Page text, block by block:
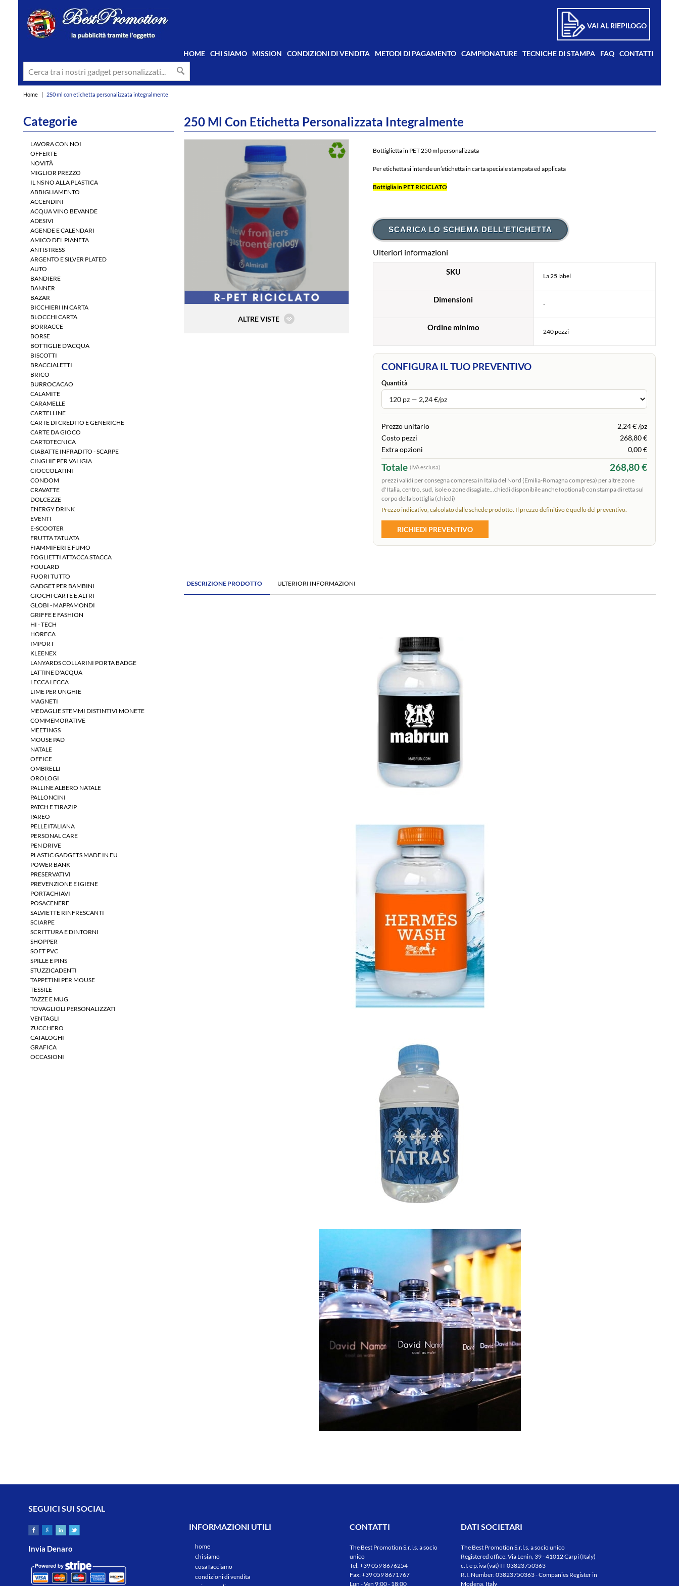
VAI AL RIEPILOGO
HOME CHI SIAMO MISSION CONDIZIONI DI VENDITA METODI DI PAGAMENTO CAMPIONATURE TECNICHE DI STAMPA FAQ CONTATTI
Home | 250 ml con etichetta personalizzata integralmente
250 Ml Con Etichetta Personalizzata Integralmente
ALTRE VISTE
Bottiglietta in PET 250 ml personalizzata
Per etichetta si intende un’etichetta in carta speciale stampata ed applicata
Bottiglia in PET RICICLATO
SCARICA LO SCHEMA DELL'ETICHETTA
Ulteriori informazioni
SKU La 25 label
Dimensioni -
Ordine minimo 240 pezzi
CONFIGURA IL TUO PREVENTIVO
Quantità
Prezzo unitario
2,24 € /pz
Costo pezzi
268,80 €
Extra opzioni
0,00 €
Totale (IVA esclusa) 268,80 €
prezzi validi per consegna compresa in Italia del Nord (Emilia-Romagna compresa) per altre zone
d'Italia, centro, sud, isole o zone disagiate...chiedi disponibile anche (optional) con stampa diretta sul
corpo della bottiglia (chiedi)
Prezzo indicativo, calcolato dalle schede prodotto. Il prezzo definitivo è quello del preventivo.
RICHIEDI PREVENTIVO
DESCRIZIONE PRODOTTO ULTERIORI INFORMAZIONI
Categorie
LAVORA CON NOI
OFFERTE
NOVITÀ
MIGLIOR PREZZO
IL NS NO ALLA PLASTICA
ABBIGLIAMENTO
ACCENDINI
ACQUA VINO BEVANDE
ADESIVI
AGENDE E CALENDARI
AMICO DEL PIANETA
ANTISTRESS
ARGENTO E SILVER PLATED
AUTO
BANDIERE
BANNER
BAZAR
BICCHIERI IN CARTA
BLOCCHI CARTA
BORRACCE
BORSE
BOTTIGLIE D'ACQUA
BISCOTTI
BRACCIALETTI
BRICO
BURROCACAO
CALAMITE
CARAMELLE
CARTELLINE
CARTE DI CREDITO E GENERICHE
CARTE DA GIOCO
CARTOTECNICA
CIABATTE INFRADITO - SCARPE
CINGHIE PER VALIGIA
CIOCCOLATINI
CONDOM
CRAVATTE
DOLCEZZE
ENERGY DRINK
EVENTI
E-SCOOTER
FRUTTA TATUATA
FIAMMIFERI E FUMO
FOGLIETTI ATTACCA STACCA
FOULARD
FUORI TUTTO
GADGET PER BAMBINI
GIOCHI CARTE E ALTRI
GLOBI - MAPPAMONDI
GRIFFE E FASHION
HI - TECH
HORECA
IMPORT
KLEENEX
LANYARDS COLLARINI PORTA BADGE
LATTINE D'ACQUA
LECCA LECCA
LIME PER UNGHIE
MAGNETI
MEDAGLIE STEMMI DISTINTIVI MONETE
COMMEMORATIVE
MEETINGS
MOUSE PAD
NATALE
OFFICE
OMBRELLI
OROLOGI
PALLINE ALBERO NATALE
PALLONCINI
PATCH E TIRAZIP
PAREO
PELLE ITALIANA
PERSONAL CARE
PEN DRIVE
PLASTIC GADGETS MADE IN EU
POWER BANK
PRESERVATIVI
PREVENZIONE E IGIENE
PORTACHIAVI
POSACENERE
SALVIETTE RINFRESCANTI
SCIARPE
SCRITTURA E DINTORNI
SHOPPER
SOFT PVC
SPILLE E PINS
STUZZICADENTI
TAPPETINI PER MOUSE
TESSILE
TAZZE E MUG
TOVAGLIOLI PERSONALIZZATI
VENTAGLI
ZUCCHERO
CATALOGHI
GRAFICA
OCCASIONI
SEGUICI SUI SOCIAL
Invia Denaro
INFORMAZIONI UTILI
home
chi siamo
cosa facciamo
condizioni di vendita
CONTATTI
The Best Promotion S.r.l.s. a socio
unico
Tel:+39 059 8676254
Fax: +39 059 8671767
Lun - Ven 9:00 - 18:00
DATI SOCIETARI
The Best Promotion S.r.l.s. a socio unico
Registered office: Via Lenin, 39 - 41012 Carpi (Italy)
c.f. e p.iva (vat) IT 03823750363
R.I. Number: 03823750363 - Companies Register in
Modena, Italy